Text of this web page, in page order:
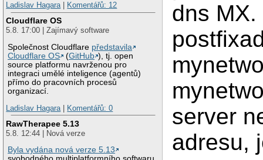
Ladislav Hagara| Komentářů: 12
Cloudflare OS
5.8. 17:00 | Zajímavý software
Společnost Cloudflare představila
Cloudflare OS
(GitHub ), tj. open
source platformu navrženou pro
integraci umělé inteligence (agentů)
přímo do pracovních procesů
organizací.
Ladislav Hagara| Komentářů: 0
RawTherapee 5.13
5.8. 12:44 | Nová verze
Byla vydána nová verze 5.13
dns
server
adresu,